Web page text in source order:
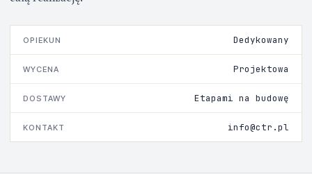
OPIEKUN Dedykowany
WYCENA Projektowa
DOSTAWY Etapami na budowę
KONTAKT info@ctr.pl